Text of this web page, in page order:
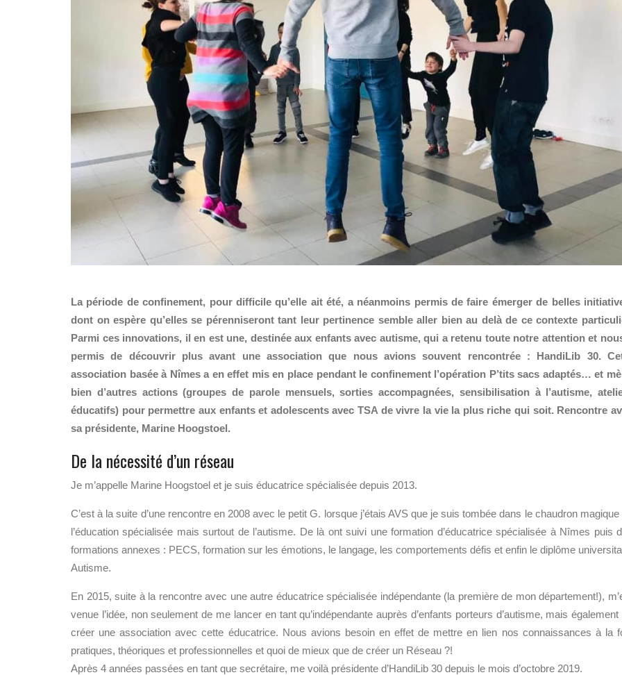
La période de confinement, pour difficile qu’elle ait été, a néanmoins permis de faire émerger de belles
dont on espère qu’elles se pérenniseront tant leur pertinence semble aller bien au delà de ce contexte
Parmi ces innovations, il en est une, destinée aux enfants avec autisme, qui a retenu toute notre attention et
permis de découvrir plus avant une association que nous avions souvent rencontrée : HandiLib 30.
association basée à Nîmes a en effet mis en place pendant le confinement l’opération P’tits sacs adaptés… et
bien d’autres actions (groupes de parole mensuels, sorties accompagnées, sensibilisation à l’autisme,
éducatifs) pour permettre aux enfants et adolescents avec TSA de vivre la vie la plus riche qui soit. Rencontre
sa présidente, Marine Hoogstoel.
De la nécessité d’un réseau
Je m’appelle Marine Hoogstoel et je suis éducatrice spécialisée depuis 2013.
C’est à la suite d’une rencontre en 2008 avec le petit G. lorsque j’étais AVS que je suis tombée dans le chaudron magique
l’éducation spécialisée mais surtout de l’autisme. De là ont suivi une formation d’éducatrice spécialisée à Nîmes puis
formations annexes : PECS, formation sur les émotions, le langage, les comportements défis et enfin le diplôme
Autisme.
En 2015, suite à la rencontre avec une autre éducatrice spécialisée indépendante (la première de mon département!),
venue l’idée, non seulement de me lancer en tant qu’indépendante auprès d’enfants porteurs d’autisme, mais également
créer une association avec cette éducatrice. Nous avions besoin en effet de mettre en lien nos connaissances à la
pratiques, théoriques et professionnelles et quoi de mieux que de créer un Réseau ?!
Après 4 années passées en tant que secrétaire, me voilà présidente d’HandiLib 30 depuis le mois d’octobre 2019.